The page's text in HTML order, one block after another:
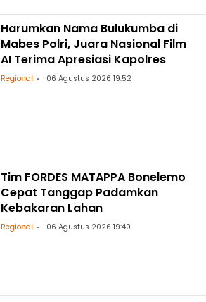
Harumkan Nama Bulukumba di
Mabes Polri, Juara Nasional Film
AI Terima Apresiasi Kapolres
Regional 06 Agustus 2026 19:52
Tim FORDES MATAPPA Bonelemo
Cepat Tanggap Padamkan
Kebakaran Lahan
Regional 06 Agustus 2026 19:40